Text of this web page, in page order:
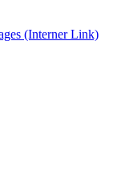
(Interner Link)